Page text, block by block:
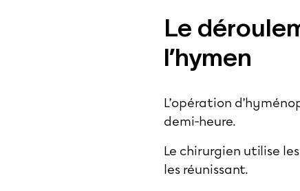
Le
l’hymen
L’opération
demi-heure.
Le chirurgien utilise
les réunissant.